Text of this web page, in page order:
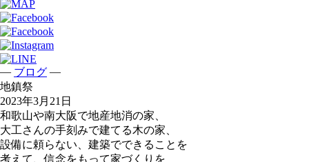
— ブログ —
地鎮祭
2023年3月21日
和歌山や南大阪で地産地消の家、
大工さんの手刻みで建てる木の家、
設備に頼らない、建築でできることを
考えて、信念をもって家づくりを